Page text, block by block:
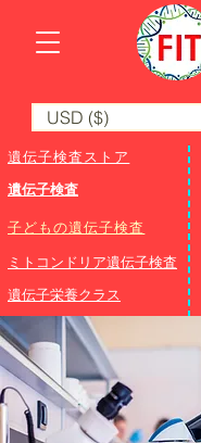
USD ($)
遺伝子検査ストア
遺伝子検査
子どもの遺伝子検査
ミトコンドリア遺伝子検査
遺伝子栄養クラス